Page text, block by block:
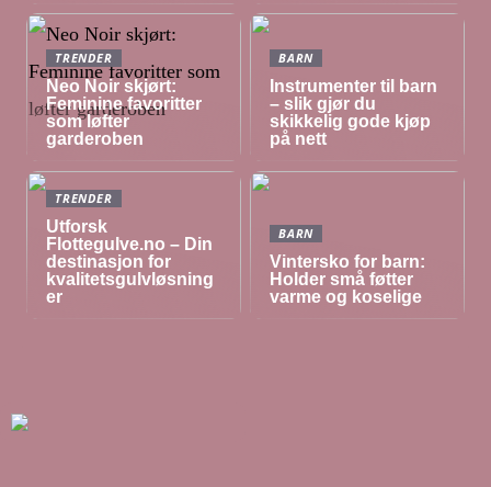
TRENDER
Neo Noir skjørt:
Feminine favoritter
som løfter
garderoben
BARN
Instrumenter til barn
– slik gjør du
skikkelig gode kjøp
på nett
TRENDER
Utforsk
Flottegulve.no – Din
destinasjon for
kvalitetsgulvløsning
er
BARN
Vintersko for barn:
Holder små føtter
varme og koselige